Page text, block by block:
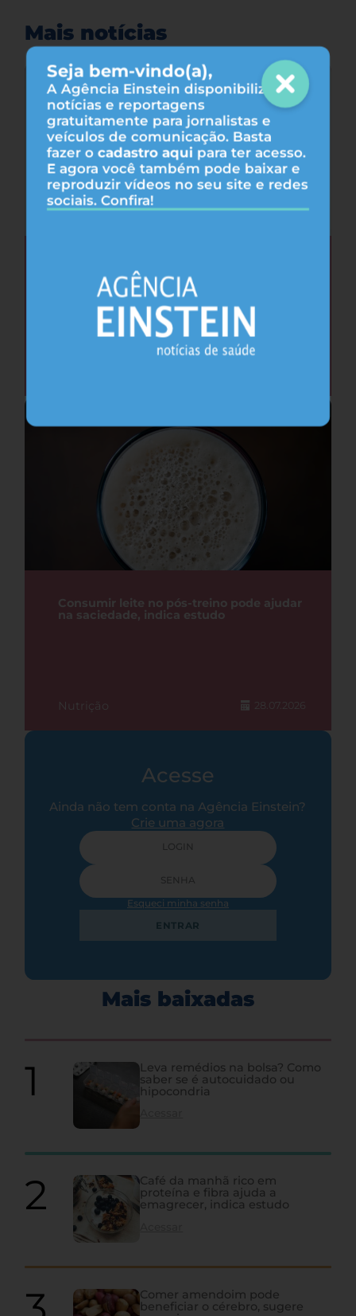
Seja bem-vindo(a),
A Agência Einstein disponibiliza
notícias e reportagens
gratuitamente para jornalistas e
veículos de comunicação. Basta
fazer o cadastro aqui para ter acesso.
E agora você também pode baixar e
reproduzir vídeos no seu site e redes
sociais. Confira!
Mais notícias
Por que é um erro avaliar apenas os
ovários para diagnosticar a SOMP
Consumir leite no pós-treino pode ajudar
na saciedade, indica estudo
Nutrição 28.07.2026
Acesse
Ainda não tem conta na Agência Einstein?
Crie uma agora
Esqueci minha senha
ENTRAR
Mais baixadas
Leva remédios na bolsa? Como
saber se é autocuidado ou
hipocondria
Café da manhã rico em
proteína e fibra ajuda a
emagrecer, indica estudo
Comer amendoim pode
beneficiar o cérebro, sugere